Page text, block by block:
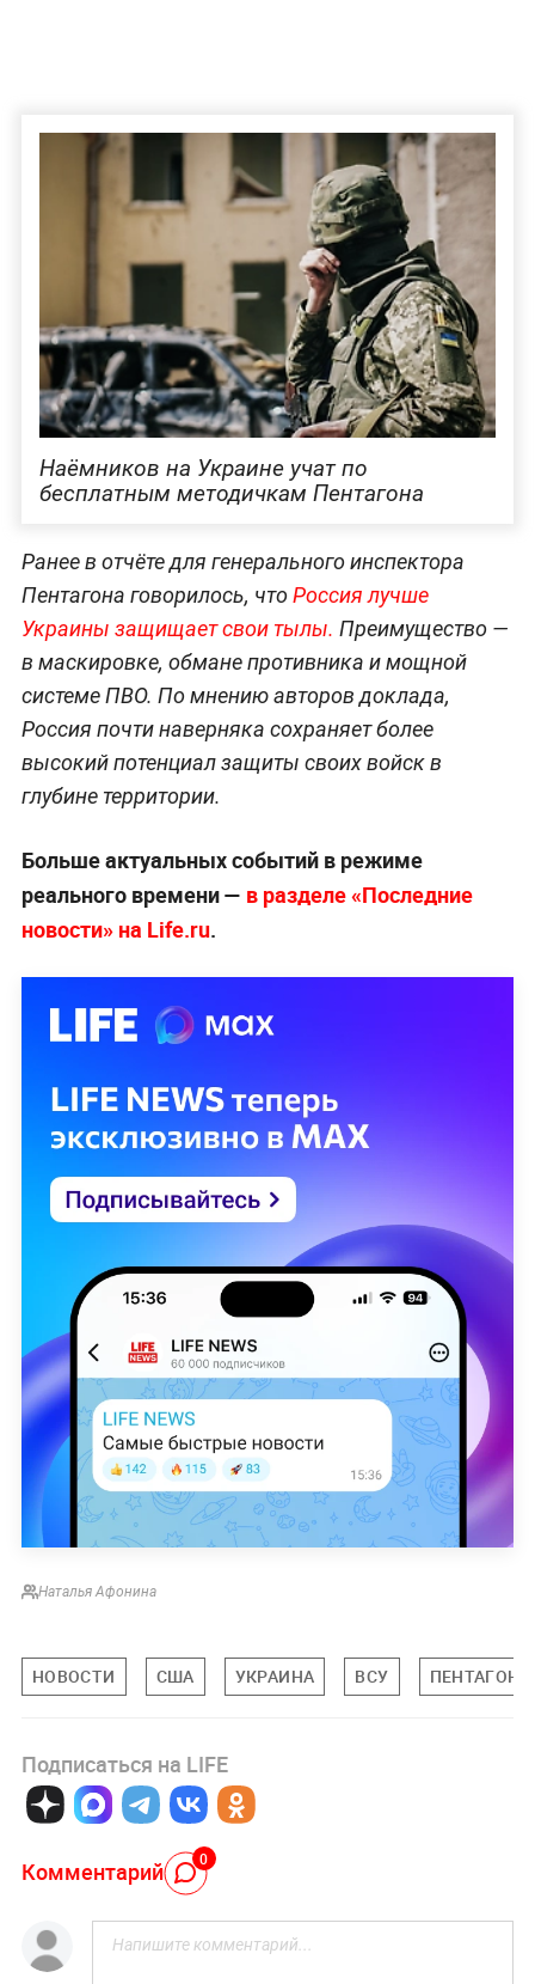
Наёмников на Украине учат по
бесплатным методичкам Пентагона
Ранее в отчёте для генерального инспектора
Пентагона говорилось, чтоРоссия лучше
Украины защищает свои тылы. Преимущество —
в маскировке, обмане противника и мощной
системе ПВО. По мнению авторов доклада,
Россия почти наверняка сохраняет более
высокий потенциал защиты своих войск в
глубине территории.
Больше актуальных событий в режиме
реального времени — в разделе «Последние
новости» на Life.ru.
Наталья Афонина
НОВОСТИ США УКРАИНА ВСУ ПЕНТАГОН
Подписаться на LIFE
Комментарий 0